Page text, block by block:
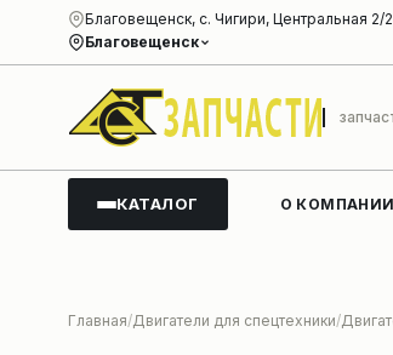
Благовещенск
Благовещенск, с. Чигири, Центральная 2/
КАТАЛОГ О КОМПАНИИ
Главная Двигатели для спецтехники